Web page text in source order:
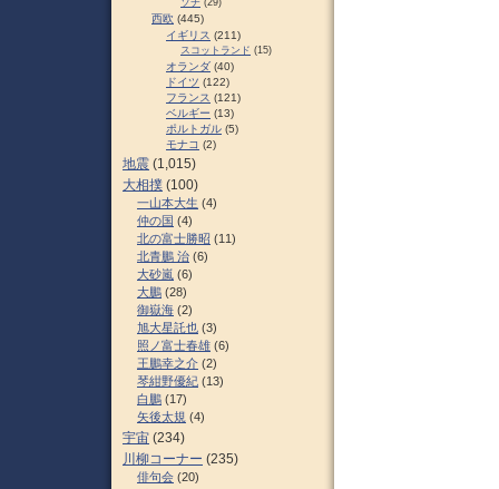
西欧 (445)
イギリス (211)
スコットランド (15)
オランダ (40)
ドイツ (122)
フランス (121)
ベルギー (13)
ポルトガル (5)
モナコ (2)
地震 (1,015)
大相撲 (100)
一山本大生 (4)
仲の国 (4)
北の富士勝昭 (11)
北青鵬 治 (6)
大砂嵐 (6)
大鵬 (28)
御嶽海 (2)
旭大星託也 (3)
照ノ富士春雄 (6)
王鵬幸之介 (2)
琴紺野優紀 (13)
白鵬 (17)
矢後太規 (4)
宇宙 (234)
川柳コーナー (235)
俳句会 (20)